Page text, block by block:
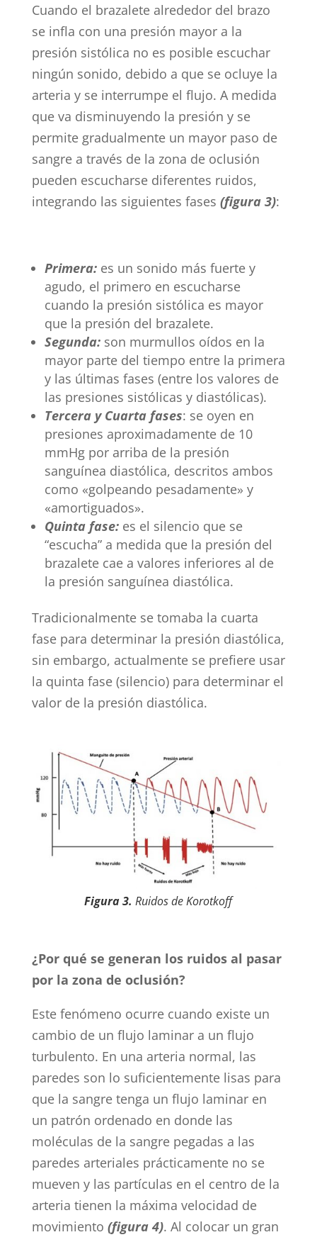
Cuando el brazalete alrededor del brazo
se infla con una presión mayor a la
presión sistólica no es posible escuchar
ningún sonido, debido a que se ocluye la
arteria y se interrumpe el flujo. A medida
que va disminuyendo la presión y se
permite gradualmente un mayor paso de
sangre a través de la zona de oclusión
pueden escucharse diferentes ruidos,
integrando las siguientes fases (figura 3):
Primera:es un sonido más fuerte y
agudo, el primero en escucharse
cuando la presión sistólica es mayor
que la presión del brazalete.
Segunda:son murmullos oídos en la
mayor parte del tiempo entre la primera
y las últimas fases (entre los valores de
las presiones sistólicas y diastólicas).
Tercera y Cuarta fases: se oyen en
presiones aproximadamente de 10
mmHg por arriba de la presión
sanguínea diastólica, descritos ambos
como «golpeando pesadamente» y
«amortiguados».
Quinta fase:es el silencio que se
“escucha” a medida que la presión del
brazalete cae a valores inferiores al de
la presión sanguínea diastólica.
Tradicionalmente se tomaba la cuarta
fase para determinar la presión diastólica,
sin embargo, actualmente se prefiere usar
la quinta fase (silencio) para determinar el
valor de la presión diastólica.
Figura 3. Ruidos de Korotkoff
¿Por qué se generan los ruidos al pasar
por la zona de oclusión?
Este fenómeno ocurre cuando existe un
cambio de un flujo laminar a un flujo
turbulento. En una arteria normal, las
paredes son lo suficientemente lisas para
que la sangre tenga un flujo laminar en
un patrón ordenado en donde las
moléculas de la sangre pegadas a las
paredes arteriales prácticamente no se
mueven y las partículas en el centro de la
arteria tienen la máxima velocidad de
movimiento (figura 4). Al colocar un gran